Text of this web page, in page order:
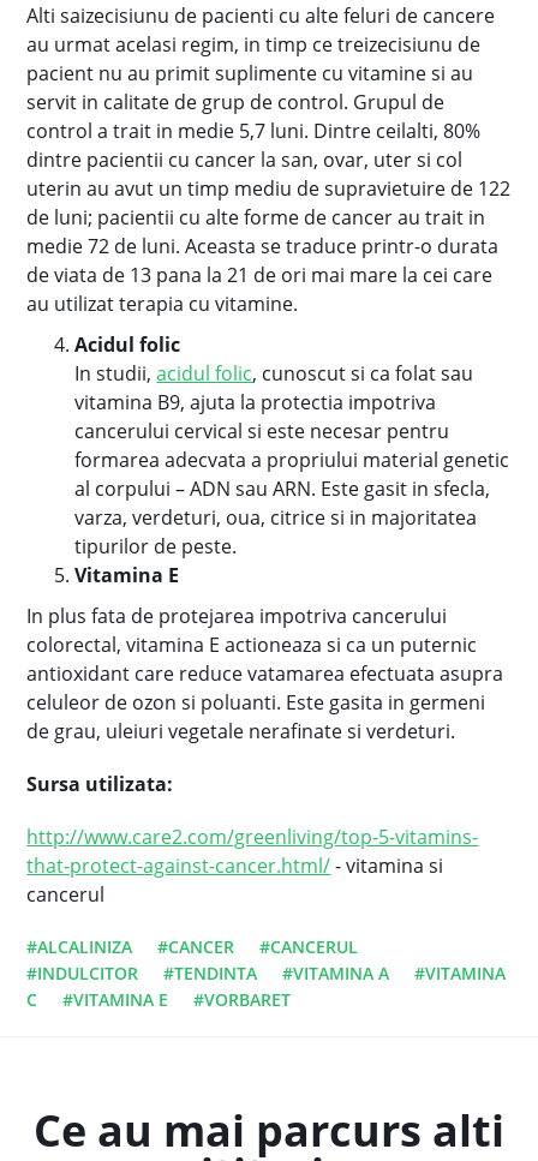
Alti saizecisiunu de pacienti cu alte feluri de cancere
au urmat acelasi regim, in timp ce treizecisiunu de
pacient nu au primit suplimente cu vitamine si au
servit in calitate de grup de control. Grupul de
control a trait in medie 5,7 luni. Dintre ceilalti, 80%
dintre pacientii cu cancer la san, ovar, uter si col
uterin au avut un timp mediu de supravietuire de 122
de luni; pacientii cu alte forme de cancer au trait in
medie 72 de luni. Aceasta se traduce printr-o durata
de viata de 13 pana la 21 de ori mai mare la cei care
au utilizat terapia cu vitamine.
Acidul folic
In studii,acidul folic, cunoscut si ca folat sau
vitamina B9, ajuta la protectia impotriva
cancerului cervical si este necesar pentru
formarea adecvata a propriului material genetic
al corpului – ADN sau ARN. Este gasit in sfecla,
varza, verdeturi, oua, citrice si in majoritatea
tipurilor de peste.
Vitamina E
In plus fata de protejarea impotriva cancerului
colorectal, vitamina E actioneaza si ca un puternic
antioxidant care reduce vatamarea efectuata asupra
celuleor de ozon si poluanti. Este gasita in germeni
de grau, uleiuri vegetale nerafinate si verdeturi.
Sursa utilizata:
http://www.care2.com/greenliving/top-5-vitamins-
that-protect-against-cancer.html/- vitamina si
cancerul
#ALCALINIZA #CANCER
#CANCERUL
#INDULCITOR
#TENDINTA #VITAMINA A
#VITAMINA
C
#VITAMINA E #VORBARET
Ce au mai parcurs alti